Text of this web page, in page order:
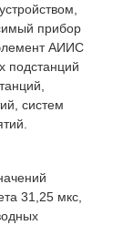
прибор
АИИС
систем
31,25 мкс,